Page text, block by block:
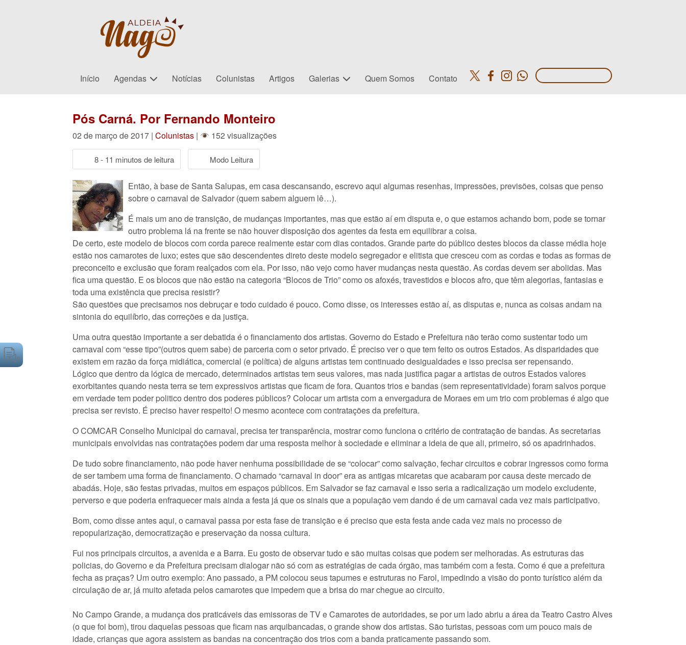
Início Agendas Notícias Colunistas Artigos Galerias Quem Somos Contato
Pós Carná. Por Fernando Monteiro
02 de março de 2017 | Colunistas | 152 visualizações
8 - 11 minutos de leitura Modo Leitura
Então, à base de Santa Salupas, em casa descansando, escrevo aqui algumas resenhas, impressões, previsões, coisas que penso
sobre o carnaval de Salvador (quem sabem alguem lê…).
É mais um ano de transição, de mudanças importantes, mas que estão aí em disputa e, o que estamos achando bom, pode se tornar
outro problema lá na frente se não houver disposição dos agentes da festa em equilibrar a coisa.
De certo, este modelo de blocos com corda parece realmente estar com dias contados. Grande parte do público destes blocos da classe média hoje
estão nos camarotes de luxo; estes que são descendentes direto deste modelo segregador e elitista que cresceu com as cordas e todas as formas de
preconceito e exclusão que foram realçados com ela. Por isso, não vejo como haver mudanças nesta questão. As cordas devem ser abolidas. Mas
fica uma questão. E os blocos que não estão na categoria “Blocos de Trio” como os afoxés, travestidos e blocos afro, que têm alegorias, fantasias e
toda uma existência que precisa resistir?
São questões que precisamos nos debruçar e todo cuidado é pouco. Como disse, os interesses estão aí, as disputas e, nunca as coisas andam na
sintonia do equilíbrio, das correções e da justiça.
Uma outra questão importante a ser debatida é o financiamento dos artistas. Governo do Estado e Prefeitura não terão como sustentar todo um
carnaval com “esse tipo”(outros quem sabe) de parceria com o setor privado. É preciso ver o que tem feito os outros Estados. As disparidades que
existem em razão da força midiática, comercial (e política) de alguns artistas tem continuado desigualdades e isso precisa ser repensando.
Lógico que dentro da lógica de mercado, determinados artistas tem seus valores, mas nada justifica pagar a artistas de outros Estados valores
exorbitantes quando nesta terra se tem expressivos artistas que ficam de fora. Quantos trios e bandas (sem representatividade) foram salvos porque
em verdade tem poder politico dentro dos poderes públicos? Colocar um artista com a envergadura de Moraes em um trio com problemas é algo que
precisa ser revisto. É preciso haver respeito! O mesmo acontece com contratações da prefeitura.
O COMCAR Conselho Municipal do carnaval, precisa ter transparência, mostrar como funciona o critério de contratação de bandas. As secretarias
municipais envolvidas nas contratações podem dar uma resposta melhor à sociedade e eliminar a ideia de que ali, primeiro, só os apadrinhados.
De tudo sobre financiamento, não pode haver nenhuma possibilidade de se “colocar” como salvação, fechar circuitos e cobrar ingressos como forma
de ser tambem uma forma de financiamento. O chamado “carnaval in door” era as antigas micaretas que acabaram por causa deste mercado de
abadás. Hoje, são festas privadas, muitos em espaços públicos. Em Salvador se faz carnaval e isso seria a radicalização um modelo excludente,
perverso e que poderia enfraquecer mais ainda a festa já que os sinais que a população vem dando é de um carnaval cada vez mais participativo.
Bom, como disse antes aqui, o carnaval passa por esta fase de transição e é preciso que esta festa ande cada vez mais no processo de
repopularização, democratização e preservação da nossa cultura.
Fui nos principais circuitos, a avenida e a Barra. Eu gosto de observar tudo e são muitas coisas que podem ser melhoradas. As estruturas das
policias, do Governo e da Prefeitura precisam dialogar não só com as estratégias de cada órgão, mas também com a festa. Como é que a prefeitura
fecha as praças? Um outro exemplo: Ano passado, a PM colocou seus tapumes e estruturas no Farol, impedindo a visão do ponto turístico além da
circulação de ar, já muito afetada pelos camarotes que impedem que a brisa do mar chegue ao circuito.
No Campo Grande, a mudança dos praticáveis das emissoras de TV e Camarotes de autoridades, se por um lado abriu a área da Teatro Castro Alves
(o que foi bom), tirou daquelas pessoas que ficam nas arquibancadas, o grande show dos artistas. São turistas, pessoas com um pouco mais de
idade, crianças que agora assistem as bandas na concentração dos trios com a banda praticamente passando som.